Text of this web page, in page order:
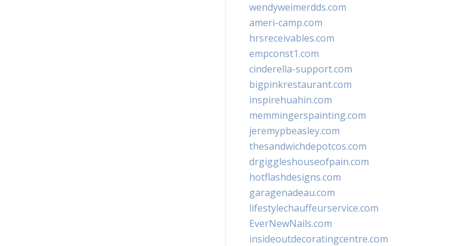
wendyweimerdds.com
ameri-camp.com
hrsreceivables.com
empconst1.com
cinderella-support.com
bigpinkrestaurant.com
inspirehuahin.com
memmingerspainting.com
jeremypbeasley.com
thesandwichdepotcos.com
drgiggleshouseofpain.com
hotflashdesigns.com
garagenadeau.com
lifestylechauffeurservice.com
EverNewNails.com
insideoutdecoratingcentre.com